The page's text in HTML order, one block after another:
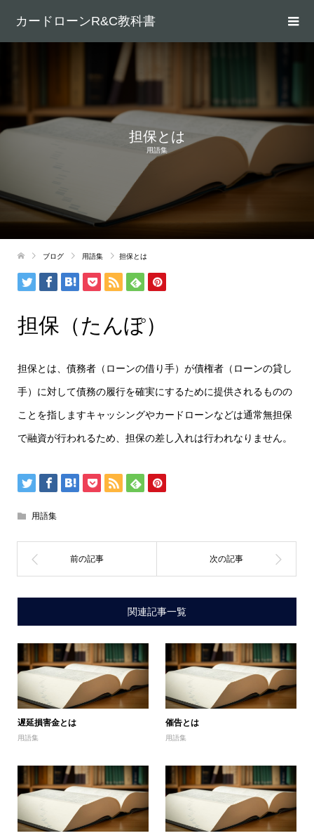
カードローンR&C教科書
担保とは
用語集
ブログ 用語集 担保とは
担保（たんぽ）
担保とは、債務者（ローンの借り手）が債権者（ローンの貸し
手）に対して債務の履行を確実にするために提供されるものの
ことを指しますキャッシングやカードローンなどは通常無担保
で融資が行われるため、担保の差し入れは行われなりません。
用語集
関連記事一覧
遅延損害金とは
用語集
催告とは
用語集